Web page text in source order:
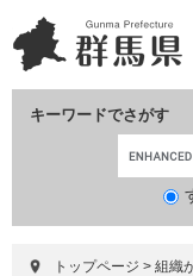
ー
ジ
ニ
ュ
て
キーワードでさがす
トップページ > 組織